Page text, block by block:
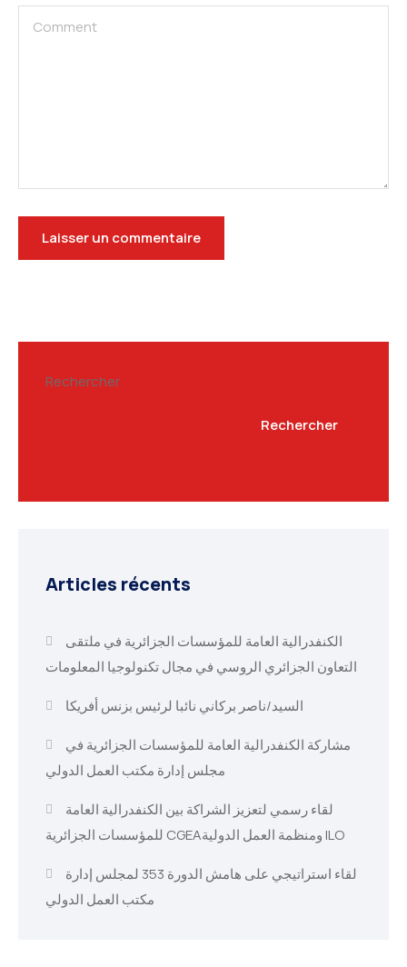
Rechercher
Rechercher
Articles récents
الكنفدرالية العامة للمؤسسات الجزائرية في ملتقى
التعاون الجزائري الروسي في مجال تكنولوجيا المعلومات
السيد/ناصر بركاني نائبا لرئيس بزنس أفريكا
مشاركة الكنفدرالية العامة للمؤسسات الجزائرية في
مجلس إدارة مكتب العمل الدولي
لقاء رسمي لتعزيز الشراكة بين الكنفدرالية العامة
للمؤسسات الجزائرية CGEAومنظمة العمل الدولية ILO
لقاء استراتيجي على هامش الدورة 353 لمجلس إدارة
مكتب العمل الدولي